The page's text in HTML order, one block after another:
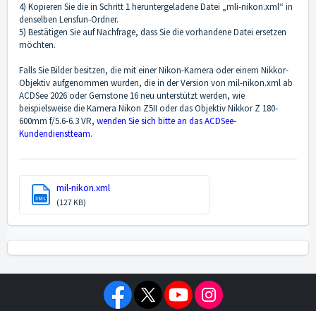
4) Kopieren Sie die in Schritt 1 heruntergeladene Datei „mli-nikon.xml“ in
denselben Lensfun-Ordner.
5) Bestätigen Sie auf Nachfrage, dass Sie die vorhandene Datei ersetzen
möchten.
Falls Sie Bilder besitzen, die mit einer Nikon-Kamera oder einem Nikkor-
Objektiv aufgenommen wurden, die in der Version von mil-nikon.xml ab
ACDSee 2026 oder Gemstone 16 neu unterstützt werden, wie
beispielsweise die Kamera Nikon Z5II oder das Objektiv Nikkor Z 180-
600mm f/5.6-6.3 VR, wenden Sie sich bitte an das ACDSee-
Kundendienstteam.
XML
mil-nikon.xml
(127 KB)